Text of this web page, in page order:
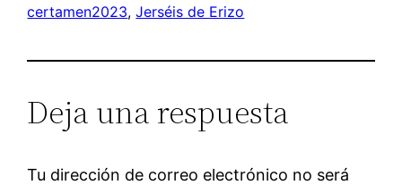
certamen2023, Jerséis de Erizo
Deja una respuesta
Tu dirección de correo electrónico no será